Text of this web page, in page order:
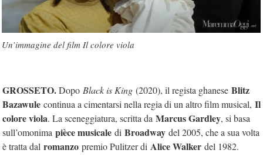
Un’immagine del film Il colore viola
GROSSETO.Dopo Black is King (2020), il regista ghanese Blitz
Bazawule continua a cimentarsi nella regia di un altro film musical, Il
colore viola. La sceneggiatura, scritta da Marcus Gardley, si basa
sull’omonima pièce musicale di Broadway del 2005, che a sua volta
è tratta dal romanzo premio Pulitzer di Alice Walker del 1982.